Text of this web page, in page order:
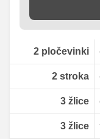
2pločevinki
2stroka
3žlice
3žlice